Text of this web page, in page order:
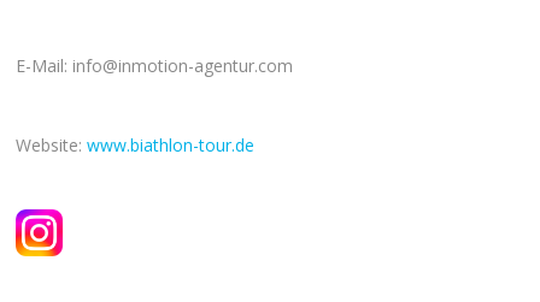
E-Mail: info@inmotion-agentur.com
Website:www.biathlon-tour.de